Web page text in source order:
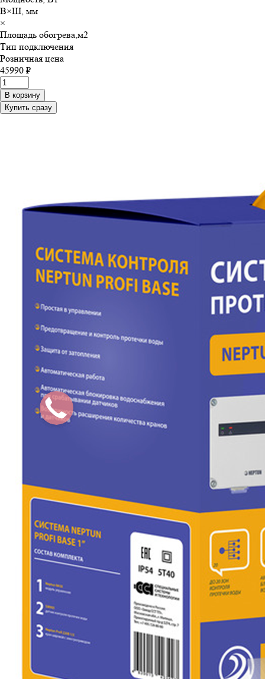
В×Ш, мм
×
Площадь обогрева,м2
Тип подключения
Розничная цена
45990 ₽
В корзину
Купить сразу